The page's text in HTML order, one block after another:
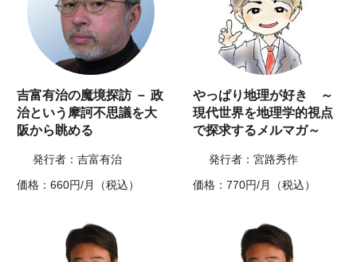
吉富有治の魔境探訪 － 政
治という摩訶不思議を大
阪から眺める
発行者：吉富有治
価格：660円/月（税込）
やっぱり地理が好き ～
現代世界を地理学的視点
で探求するメルマガ～
発行者：宮路秀作
価格：770円/月（税込）